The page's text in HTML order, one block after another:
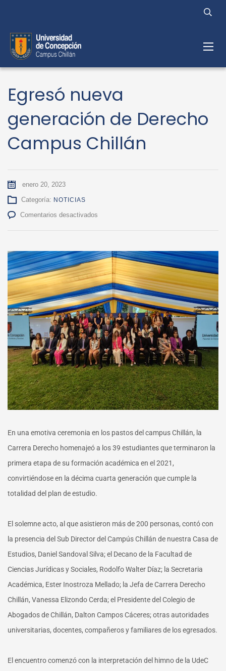
Egresó nueva
generación de Derecho
Campus Chillán
enero 20, 2023
Categoría: NOTICIAS
Comentarios desactivados
de
Derecho
Campus
Chillán
En una emotiva ceremonia en los pastos del campus Chillán, la
Carrera Derecho homenajeó a los 39 estudiantes que terminaron la
primera etapa de su formación académica en el 2021,
convirtiéndose en la décima cuarta generación que cumple la
totalidad del plan de estudio.
El solemne acto, al que asistieron más de 200 personas, contó con
la presencia del Sub Director del Campús Chillán de nuestra Casa de
Estudios, Daniel Sandoval Silva; el Decano de la Facultad de
Ciencias Jurídicas y Sociales, Rodolfo Walter Díaz; la Secretaria
Académica, Ester Inostroza Mellado; la Jefa de Carrera Derecho
Chillán, Vanessa Elizondo Cerda; el Presidente del Colegio de
Abogados de Chillán, Dalton Campos Cáceres; otras autoridades
universitarias, docentes, compañeros y familiares de los egresados.
El encuentro comenzó con la interpretación del himno de la UdeC